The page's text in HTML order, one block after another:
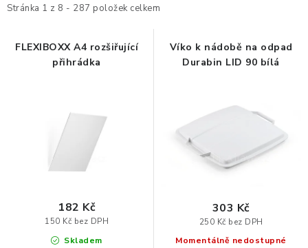
PREZENTAČNÍ SYSTÉMY
ERGONOMICKÉ PRODUKTY
BEDERNÍ A KRČNÍ OPĚRKY
PODLOŽKY POD NOHY
PODLOŽKY POD MYŠ A ZÁPĚSTÍ
i
p
Stránka 1 z 8 - 287 položek celkem
e
FLEXIBOXX A4 rozšiřující
přihrádka
Skladem
150 Kč bez DPH
182 Kč
Víko k nádobě na odpad
Durabin LID 90 bílá
Momentálně nedostupné
250 Kč bez DPH
303 Kč